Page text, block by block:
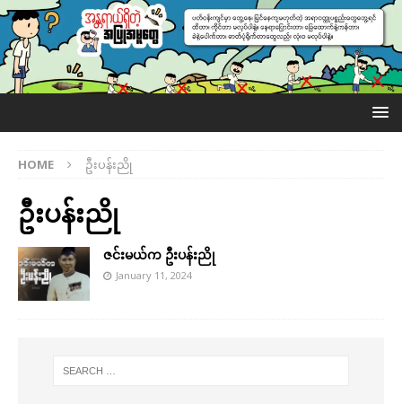
HOME ဦးပန်းညို
ဦးပန်းညို
ဇင်းမယ်က ဦးပန်းညို
January 11, 2024